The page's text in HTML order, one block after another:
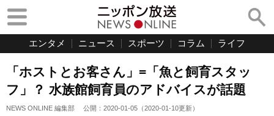
エンタメ ニュース スポーツ コラム ライフ
「ホストとお客さん」=「魚と飼育スタッ
フ」？ 水族館飼育員のアドバイスが話題
NEWS ONLINE 編集部 公開： 2020-01-05 （2020-01-10更新）